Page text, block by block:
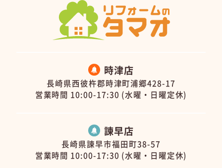
時津店
長崎県西彼杵郡時津町浦郷428-17
営業時間 10:00-17:30 (水曜・日曜定休)
諫早店
長崎県諫早市福田町38-57
営業時間 10:00-17:30 (水曜・日曜定休)